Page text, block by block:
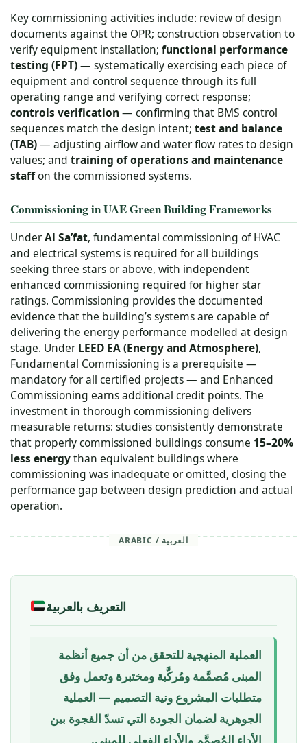
Key commissioning activities include: review of design
documents against the OPR; construction observation to
verify equipment installation; functional performance
testing (FPT)— systematically exercising each piece of
equipment and control sequence through its full
operating range and verifying correct response;
controls verification — confirming that BMS control
sequences match the design intent; test and balance
(TAB)— adjusting airflow and water flow rates to design
values; and training of operations and maintenance
staffon the commissioned systems.
Commissioning in UAE Green Building Frameworks
UnderAl Sa’fat, fundamental commissioning of HVAC
and electrical systems is required for all buildings
seeking three stars or above, with independent
enhanced commissioning required for higher star
ratings. Commissioning provides the documented
evidence that the building’s systems are capable of
delivering the energy performance modelled at design
stage. Under LEED EA (Energy and Atmosphere),
Fundamental Commissioning is a prerequisite —
mandatory for all certified projects — and Enhanced
Commissioning earns additional credit points. The
investment in thorough commissioning delivers
measurable returns: studies consistently demonstrate
that properly commissioned buildings consume 15–20%
less energythan equivalent buildings where
commissioning was inadequate or omitted, closing the
performance gap between design prediction and actual
operation.
ARABIC / العربية
التعريف بالعربية
العملية المنهجية للتحقق من أن جميع أنظمة
المبنى مُصمَّمة ومُركَّبة ومختبرة وتعمل وفق
متطلبات المشروع ونية التصميم — العملية
الجوهرية لضمان الجودة التي تسدّ الفجوة بين